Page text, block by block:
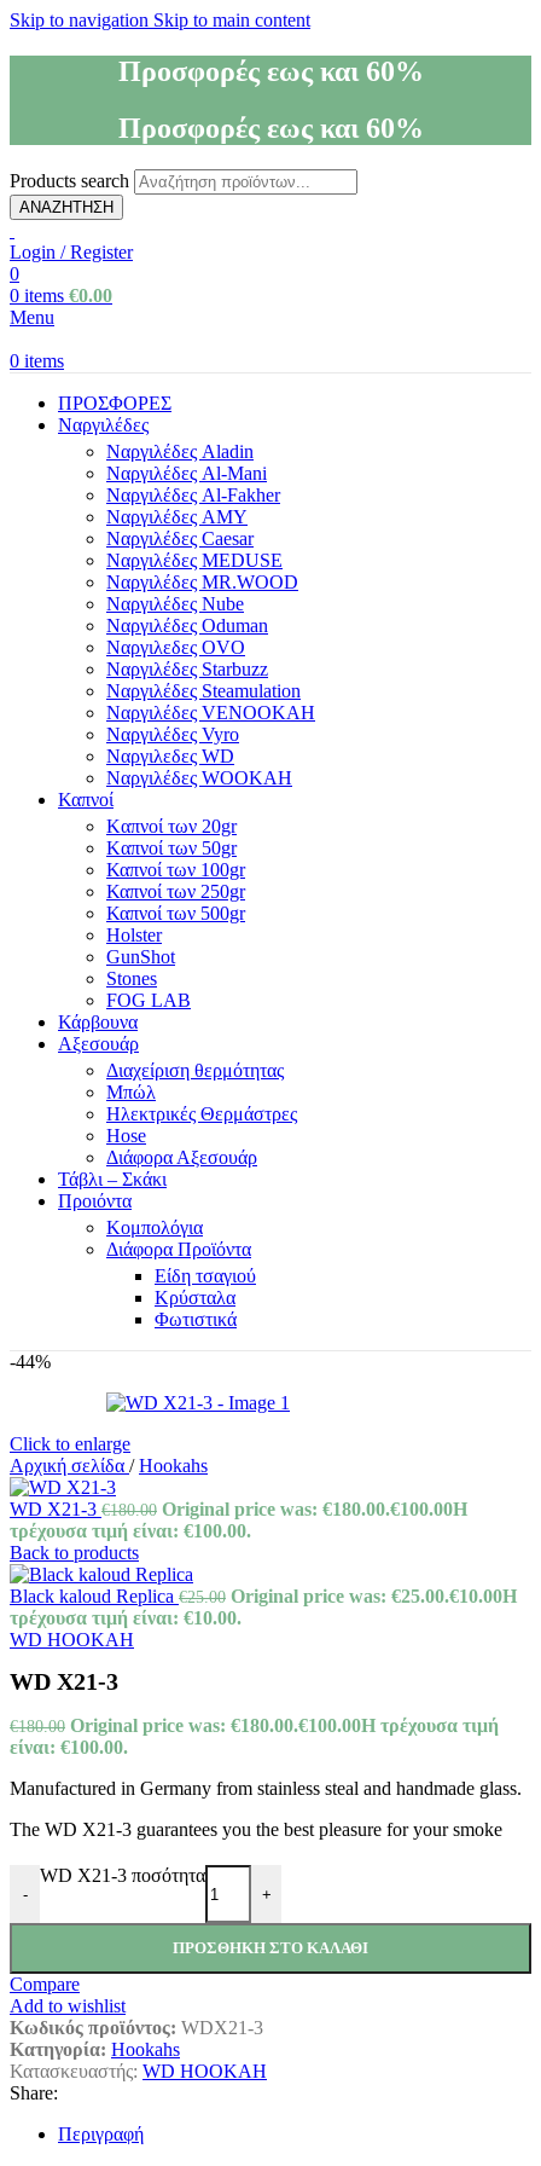
Skip to navigation Skip to main content
Προσφορές εως και 60%
Προσφορές εως και 60%
Products search
ΑΝΑΖΗΤΗΣΗ
Login / Register
0
0 items €0.00
Menu
0 items
ΠΡΟΣΦΟΡΕΣ
Ναργιλέδες
Ναργιλέδες Aladin
Ναργιλέδες Al-Mani
Ναργιλέδες Al-Fakher
Ναργιλέδες AΜΥ
Ναργιλέδες Caesar
Ναργιλέδες MEDUSE
Ναργιλέδες MR.WOOD
Ναργιλέδες Nube
Ναργιλέδες Oduman
Ναργιλεδες OVO
Ναργιλέδες Starbuzz
Ναργιλέδες Steamulation
Ναργιλέδες VENOOKAH
Ναργιλέδες Vyro
Ναργιλεδες WD
Ναργιλέδες WOOKAH
Καπνοί
Kαπνοί των 20gr
Kαπνοί των 50gr
Καπνοί των 100gr
Καπνοί των 250gr
Καπνοί των 500gr
Holster
GunShot
Stones
FOG LAB
Κάρβουνα
Αξεσουάρ
Διαχείριση θερμότητας
Μπώλ
Ηλεκτρικές Θερμάστρες
Hose
Διάφορα Αξεσουάρ
Τάβλι – Σκάκι
Προιόντα
Κομπολόγια
Διάφορα Προϊόντα
Είδη τσαγιού
Κρύσταλα
Φωτιστικά
-44%
Click to enlarge
Αρχική σελίδα / Hookahs
WD X21-3 €180.00 Original price was: €180.00.€100.00Η
τρέχουσα τιμή είναι: €100.00.
Back to products
Black kaloud Replica €25.00 Original price was: €25.00.€10.00Η
τρέχουσα τιμή είναι: €10.00.
WD HOOKAH
WD X21-3
€180.00 Original price was: €180.00.€100.00Η τρέχουσα τιμή
είναι: €100.00.
Manufactured in Germany from stainless steal and handmade glass.
The WD X21-3 guarantees you the best pleasure for your smoke
-
WD X21-3 ποσότητα
+
ΠΡΟΣΘΉΚΗ ΣΤΟ ΚΑΛΆΘΙ
Compare
Add to wishlist
Κωδικός προϊόντος: WDX21-3
Κατηγορία: Hookahs
Κατασκευαστής: WD HOOKAH
Share:
Περιγραφή